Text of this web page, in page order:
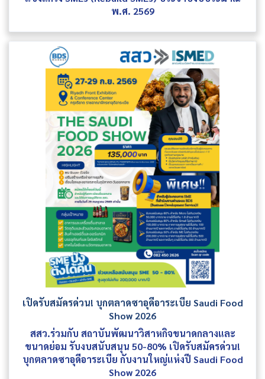
พ.ศ. 2569
เปิดรับสมัครด่วน! บุกตลาดซาอุดีอาระเบีย Saudi Food
Show 2026
สสว.ร่วมกับ สถาบันพัฒนาวิสาหกิจขนาดกลางและ
ขนาดย่อม รับงบสนับสนุน 50-80% เปิดรับสมัครด่วน!
บุกตลาดซาอุดีอาระเบีย กับงานใหญ่แห่งปี Saudi Food
Show 2026